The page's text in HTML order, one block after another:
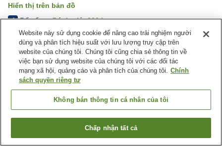
Hiển thị trên bản đồ
4 Rất tốt Đánh giá:200lượt
Tiện nghi chỗ nghỉ
Bãi đỗ xe
Spa / Salon
Máy bán hàng tự động
Giặt ủi có phí
Nhật Bản Tỉnh Okayama
Thành phố Okayama
Okayama Square Hotel
Tìm phòng trống
Website này sử dụng cookie để nâng cao trải nghiệm người
dùng và phân tích hiệu suất với lưu lượng truy cập trên
website của chúng tôi. Chúng tôi cũng chia sẻ thông tin về
việc bạn sử dụng website của chúng tôi với các đối tác
mạng xã hội, quảng cáo và phân tích của chúng tôi. Chính
sách quyền riêng tư
Không bán thông tin cá nhân của tôi
Chấp nhận tất cả